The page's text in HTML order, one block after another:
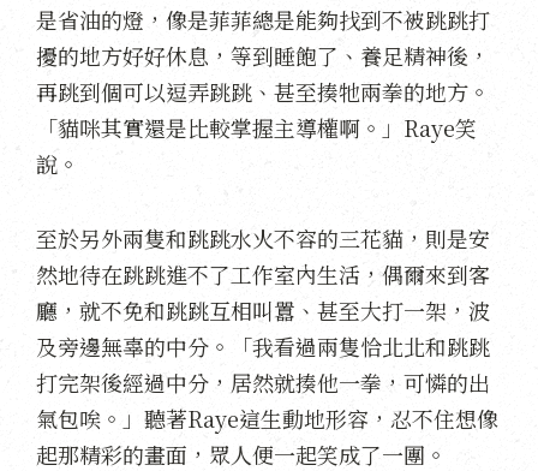
是省油的燈，像是菲菲總是能夠找到不被跳跳打
擾的地方好好休息，等到睡飽了、養足精神後，
再跳到個可以逗弄跳跳、甚至揍牠兩拳的地方。
「貓咪其實還是比較掌握主導權啊。」Raye笑
說。
至於另外兩隻和跳跳水火不容的三花貓，則是安
然地待在跳跳進不了工作室內生活，偶爾來到客
廳，就不免和跳跳互相叫囂、甚至大打一架，波
及旁邊無辜的中分。「我看過兩隻恰北北和跳跳
打完架後經過中分，居然就揍他一拳，可憐的出
氣包唉。」聽著Raye這生動地形容，忍不住想像
起那精彩的畫面，眾人便一起笑成了一團。